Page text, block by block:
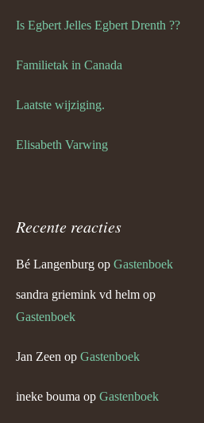
Is Egbert Jelles Egbert Drenth ??
Familietak in Canada
Laatste wijziging.
Elisabeth Varwing
Recente reacties
Bé Langenburg op Gastenboek
sandra griemink vd helm op
Gastenboek
Jan Zeen op Gastenboek
ineke bouma op Gastenboek